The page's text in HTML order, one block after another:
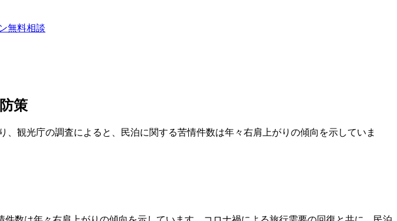
無料相談
策
観光庁の調査によると、民泊に関する苦情件数は年々右肩上がりの傾向を示していま